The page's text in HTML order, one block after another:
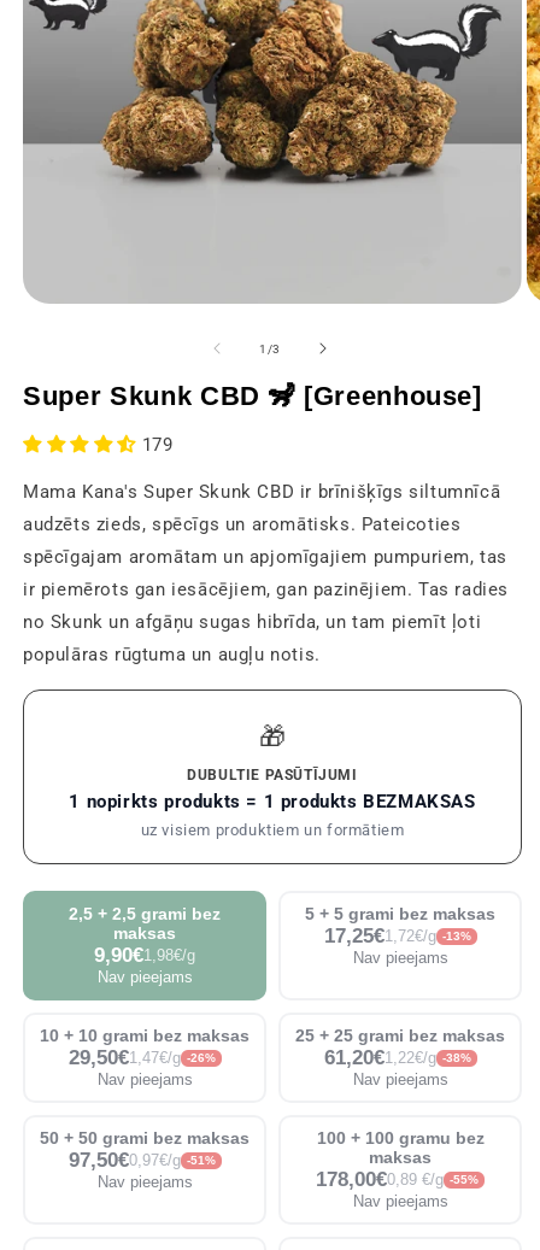
logā
1 /no
3
Super Skunk CBD 🦨 [Greenhouse]
179
Mama Kana's Super Skunk CBD ir brīnišķīgs siltumnīcā
audzēts zieds, spēcīgs un aromātisks. Pateicoties
spēcīgajam aromātam un apjomīgajiem pumpuriem, tas
ir piemērots gan iesācējiem, gan pazinējiem. Tas radies
no Skunk un afgāņu sugas hibrīda, un tam piemīt ļoti
populāras rūgtuma un augļu notis.
🎁
DUBULTIE PASŪTĪJUMI
1 nopirkts produkts = 1 produkts BEZMAKSAS
uz visiem produktiem un formātiem
2,5 + 2,5 grami bez
maksas
9,90€1,98€/g
Nav pieejams
5 + 5 grami bez maksas
17,25€1,72€/g -13%
Nav pieejams
10 + 10 grami bez maksas
29,50€1,47€/g -26%
Nav pieejams
25 + 25 grami bez maksas
61,20€1,22€/g -38%
Nav pieejams
50 + 50 grami bez maksas
97,50€0,97€/g -51%
Nav pieejams
100 + 100 gramu bez
maksas
178,00€0,89 €/g -55%
Nav pieejams